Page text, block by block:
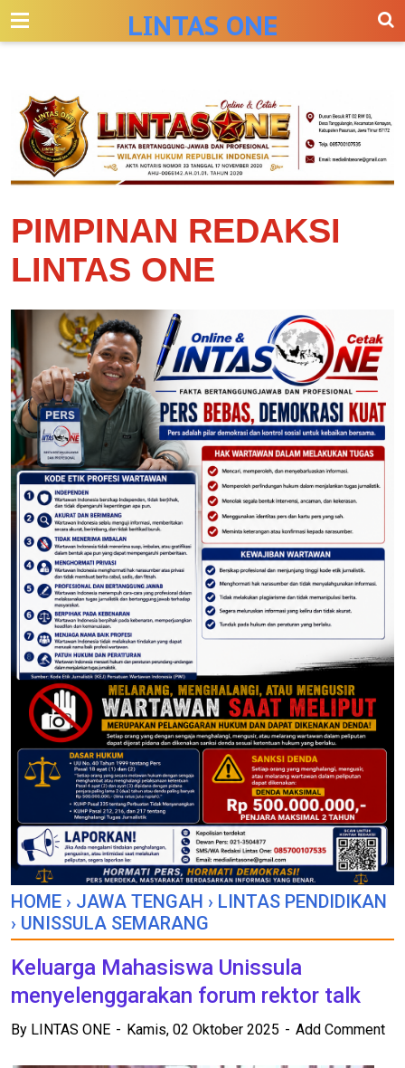
--> LINTAS ONE
PIMPINAN REDAKSI
LINTAS ONE
HOME › JAWA TENGAH › LINTAS PENDIDIKAN
› UNISSULA SEMARANG
Keluarga Mahasiswa Unissula
menyelenggarakan forum rektor talk
By LINTAS ONE Kamis, 02 Oktober 2025 Add Comment